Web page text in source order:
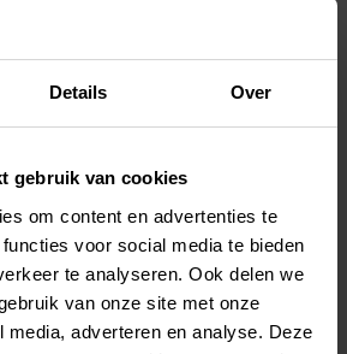
Details Over
gebruik van cookies
om content en advertenties te
voor social media te bieden
te analyseren. Ook delen we
van onze site met onze
media, adverteren en analyse. Deze
Elke
4 weken
Elke
6 weken
Elke
10 weken
Elke
12 weken